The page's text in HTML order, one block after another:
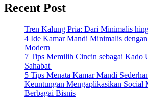
Recent Post
Tren Kalung Pria: Dari Minimalis
4 Ide Kamar Mandi Minimalis
Modern
7 Tips Memilih Cincin sebagai Kado
Sahabat
5 Tips Menata Kamar Mandi
Keuntungan Mengaplikasikan Social
Berbagai Bisnis